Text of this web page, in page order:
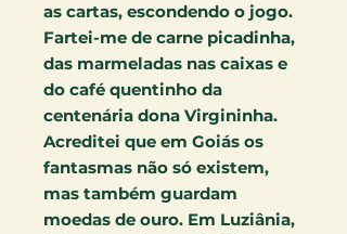
as cartas, escondendo o jogo.
Fartei-me de carne picadinha,
das marmeladas nas caixas e
do café quentinho da
centenária dona Virgininha.
Acreditei que em Goiás os
fantasmas não só existem,
mas também guardam
moedas de ouro. Em Luziânia,